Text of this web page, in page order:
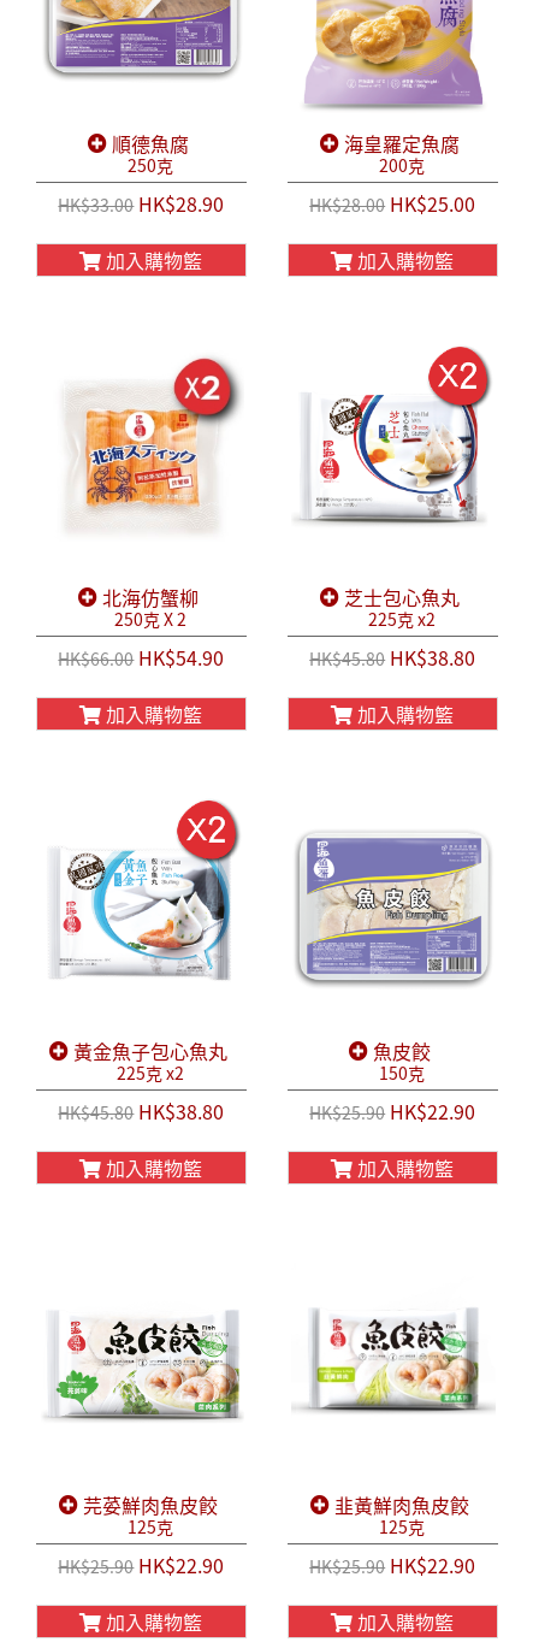
順德魚腐
250克
HK$33.00HK$28.90
加入購物籃
海皇羅定魚腐
200克
HK$28.00HK$25.00
加入購物籃
北海仿蟹柳
250克 X 2
HK$66.00HK$54.90
加入購物籃
芝士包心魚丸
225克 x2
HK$45.80HK$38.80
加入購物籃
黃金魚子包心魚丸
225克 x2
HK$45.80HK$38.80
加入購物籃
魚皮餃
150克
HK$25.90HK$22.90
加入購物籃
芫荽鮮肉魚皮餃
125克
HK$25.90HK$22.90
加入購物籃
韭黃鮮肉魚皮餃
125克
HK$25.90HK$22.90
加入購物籃